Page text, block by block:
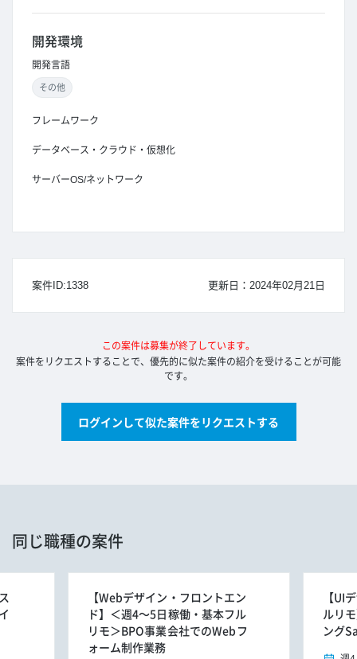
開発環境
開発言語
その他
フレームワーク
データベース・クラウド・仮想化
サーバーOS/ネットワーク
更新日：2024年02月21日
案件ID:1338
この案件は募集が終了しています。
案件をリクエストすることで、優先的に似た案件の紹介を受けることが可能
です。
ログインして似た案件をリクエストする
同じ職種の案件
【Webデザイン・フロントエン
ド】＜週4～5日稼働・基本フル
リモ＞BPO事業会社でのWebフ
ォーム制作業務
【UI
ルリ
ング